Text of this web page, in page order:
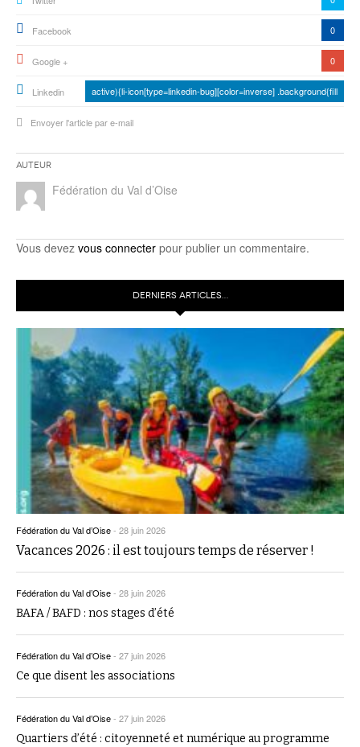
Facebook 0
Google + 0
Linkedin active){li-icon[type=linkedin-bug][color=inverse] .background{fill
Envoyer l'article par e-mail
Auteur
Fédération du Val d’Oise
Vous devez vous connecter pour publier un commentaire.
DERNIERS ARTICLES…
Fédération du Val d’Oise- 28 juin 2026
Vacances 2026 : il est toujours temps de réserver !
Fédération du Val d’Oise- 28 juin 2026
BAFA / BAFD : nos stages d’été
Fédération du Val d’Oise- 27 juin 2026
Ce que disent les associations
Fédération du Val d’Oise- 27 juin 2026
Quartiers d’été : citoyenneté et numérique au programme